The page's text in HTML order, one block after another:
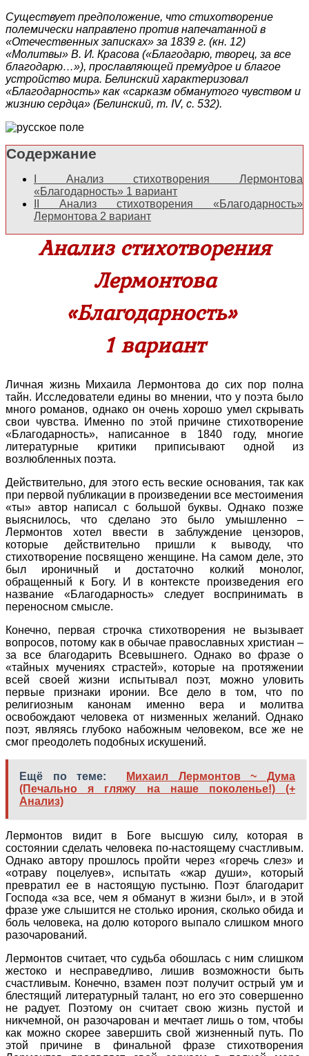
Существует предположение, что стихотворение
полемически направлено против напечатанной в
«Отечественных записках» за 1839 г. (кн. 12)
«Молитвы» В. И. Красова («Благодарю, творец, за все
благодарю…»), прославляющей премудрое и благое
устройство мира. Белинский характеризовал
«Благодарность» как «сарказм обманутого чувством и
жизнию сердца» (Белинский, т. IV, с. 532).
Содержание
Анализ стихотворения Лермонтова
«Благодарность» 1 вариант
Анализ стихотворения «Благодарность»
Лермонтова 2 вариант
Анализ стихотворения
Лермонтова
«Благодарность»
1 вариант
Личная жизнь Михаила Лермонтова до сих пор полна
тайн. Исследователи едины во мнении, что у поэта было
много романов, однако он очень хорошо умел скрывать
свои чувства. Именно по этой причине стихотворение
«Благодарность», написанное в 1840 году, многие
литературные критики приписывают одной из
возлюбленных поэта.
Действительно, для этого есть веские основания, так как
при первой публикации в произведении все местоимения
«ты» автор написал с большой буквы. Однако позже
выяснилось, что сделано это было умышленно –
Лермонтов хотел ввести в заблуждение цензоров,
которые действительно пришли к выводу, что
стихотворение посвящено женщине. На самом деле, это
был ироничный и достаточно колкий монолог,
обращенный к Богу. И в контексте произведения его
название «Благодарность» следует воспринимать в
переносном смысле.
Конечно, первая строчка стихотворения не вызывает
вопросов, потому как в обычае православных христиан –
за все благодарить Всевышнего. Однако во фразе о
«тайных мучениях страстей», которые на протяжении
всей своей жизни испытывал поэт, можно уловить
первые признаки иронии. Все дело в том, что по
религиозным канонам именно вера и молитва
освобождают человека от низменных желаний. Однако
поэт, являясь глубоко набожным человеком, все же не
смог преодолеть подобных искушений.
Ещё по теме:
Михаил Лермонтов ~ Дума
(Печально я гляжу на наше поколенье!) (+
Анализ)
Лермонтов видит в Боге высшую силу, которая в
состоянии сделать человека по-настоящему счастливым.
Однако автору прошлось пройти через «горечь слез» и
«отраву поцелуев», испытать «жар души», который
превратил ее в настоящую пустыню. Поэт благодарит
Господа «за все, чем я обманут в жизни был», и в этой
фразе уже слышится не столько ирония, сколько обида и
боль человека, на долю которого выпало слишком много
разочарований.
Лермонтов считает, что судьба обошлась с ним слишком
жестоко и несправедливо, лишив возможности быть
счастливым. Конечно, взамен поэт получит острый ум и
блестящий литературный талант, но его это совершенно
не радует. Поэтому он считает свою жизнь пустой и
никчемной, он разочарован и мечтает лишь о том, чтобы
как можно скорее завершить свой жизненный путь. По
этой причине в финальной фразе стихотворения